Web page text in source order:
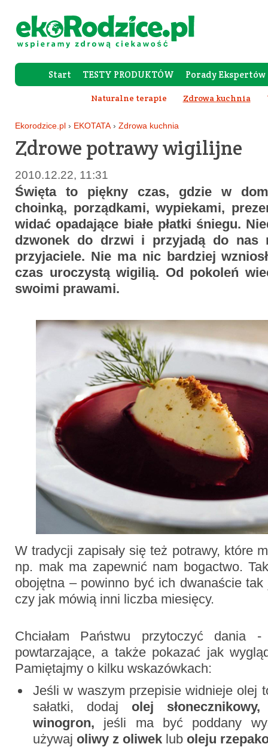
Start TESTY PRODUKTÓW Porady Ekspertów
Forum
Naturalne terapie Zdrowa kuchnia
Ekorodzice.pl › EKOTATA › Zdrowa kuchnia
Zdrowe potrawy wigilijne
2010.12.22, 11:31
Święta to piękny czas, gdzie w
choinką, porządkami, wypiekami,
widać opadające białe płatki śniegu.
dzwonek do drzwi i przyjadą do nas
przyjaciele. Nie ma nic bardziej
czas uroczystą wigilią. Od pokoleń
swoimi prawami.
W tradycji zapisały się też potrawy, które
np. mak ma zapewnić nam bogactwo.
obojętna – powinno być ich dwanaście tak
czy jak mówią inni liczba miesięcy.
Chciałam Państwu przytoczyć dania
powtarzające, a także pokazać jak
Pamiętajmy o kilku wskazówkach:
Jeśli w waszym przepisie widnieje olej
sałatki, dodaj olej
winogron, jeśli ma być poddany
używaj oliwy z oliwek lub oleju